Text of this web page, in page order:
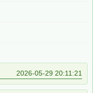
2026-05-29 20:11:21